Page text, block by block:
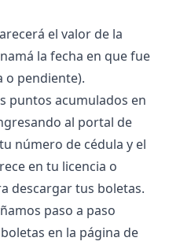
el valor de la
la fecha en que fue
o pendiente).
puntos acumulados en
al portal de
número de cédula y el
en tu licencia o
descargar tus boletas.
paso a paso
en la página de